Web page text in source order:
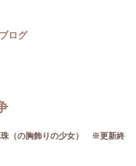
ログ
珠（の胸飾りの少女） ※更新終